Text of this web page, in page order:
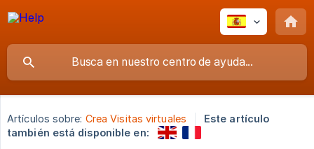
Artículos sobre: Crea Visitas virtuales
Este artículo
también está disponible en: